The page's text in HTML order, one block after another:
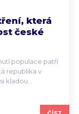
která
české
populace patří
republika v
kladou...